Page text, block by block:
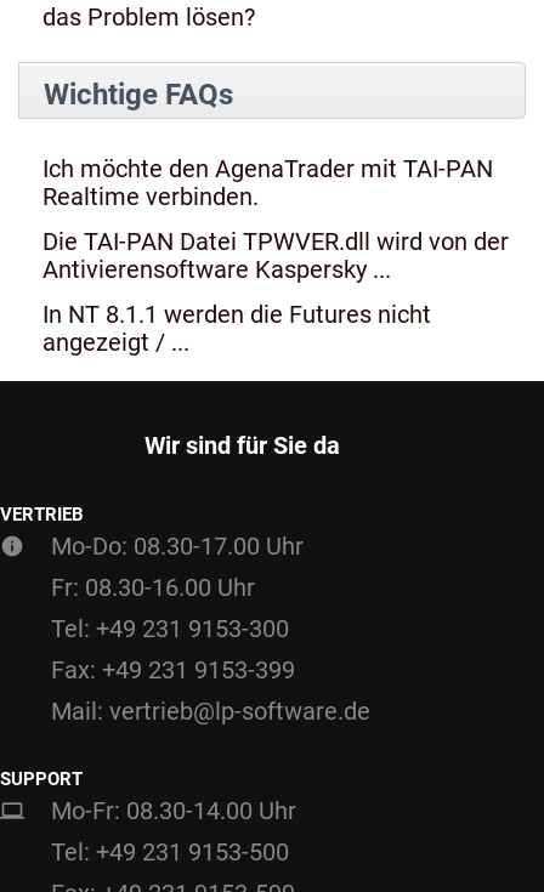
das Problem lösen?
Wichtige FAQs
Ich möchte den AgenaTrader mit TAI-PAN
Realtime verbinden.
Die TAI-PAN Datei TPWVER.dll wird von der
Antivierensoftware Kaspersky ...
In NT 8.1.1 werden die Futures nicht
angezeigt / ...
Wir sind für Sie da
VERTRIEB
Mo-Do: 08.30-17.00 Uhr
Fr: 08.30-16.00 Uhr
Tel: +49 231 9153-300
Fax: +49 231 9153-399
Mail: vertrieb@lp-software.de
SUPPORT
Mo-Fr: 08.30-14.00 Uhr
Tel: +49 231 9153-500